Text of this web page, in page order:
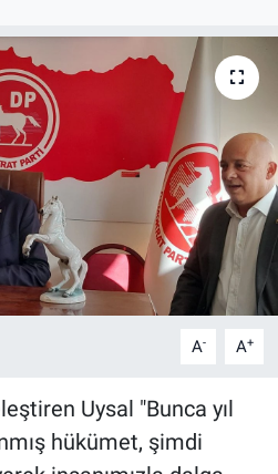
A- A+
Uysal "Bunca yıl
hükümet, şimdi